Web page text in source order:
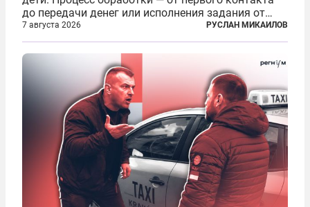
до передачи денег или исполнения задания от
кураторов может занять от двух часов до
нескольких месяцев. Детей превращают в
послушных исполнителей, которые...
7 августа 2026 РУСЛАН МИКАИЛОВ